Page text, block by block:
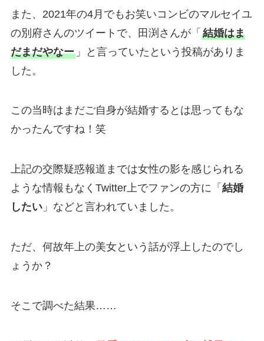
また、2021年の4月でもお笑いコンビのマルセイユ
の別府さんのツイートで、田渕さんが「 結婚はま
だまだやなー」と言っていたという投稿がありま
した。
この当時はまだご自身が結婚するとは思ってもな
かったんですね！笑
上記の交際疑惑報道までは女性の影を感じられる
ような情報もなくTwitter上でファンの方に「 結婚
したい」などと言われていました。
ただ、何故年上の美女という話が浮上したのでし
ょうか？
そこで調べた結果……